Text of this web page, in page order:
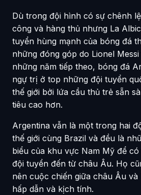
Dù trong đội hình có sự chênh
công và hàng thủ nhưng La
tuyển hùng mạnh của bóng đá
những đóng góp do Lionel
những năm tiếp theo, bóng đá
ngự trị ở top những đội tuyển
thế giới bởi lứa cầu thủ trẻ sẵn
tiêu cao hơn.
Argentina vẫn là một trong hai
thế giới cùng Brazil và đều là
biểu của khu vực Nam Mỹ để
đội tuyển đến từ châu Âu. Họ
nên cuộc chiến giữa châu Âu và
hấp dẫn và kịch tính.